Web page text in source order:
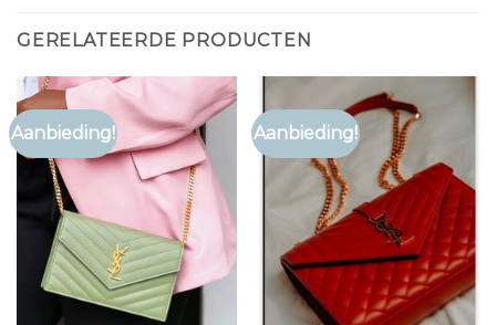
GERELATEERDE PRODUCTEN
Aanbieding! Aanbieding!